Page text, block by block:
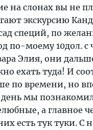
на слонах вы не
экскурсию
специй, по
по-моему 10дол.
Элия, они
ехать туда! И
по времени, но
мы
а главное
есть тук туки.